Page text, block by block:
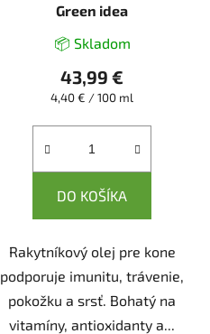
Green idea
📦 Skladom
43,99 €
Jednotková
4,40 € / 100 ml
DO KOŠÍKA
Rakytníkový olej pre kone
podporuje imunitu, trávenie,
pokožku a srsť. Bohatý na
vitamíny, antioxidanty a...